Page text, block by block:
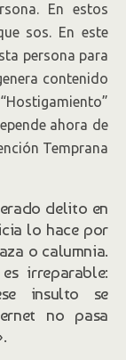
En estos
sos. En este
persona para
contenido
ahora de
Temprana
delito en
lo hace por
o calumnia.
irreparable:
insulto se
no pasa